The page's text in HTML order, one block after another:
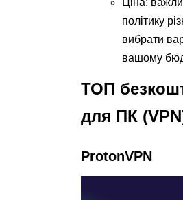
Ціна:
політику
вибрати
вашому
ТОП
для ПК
ProtonVPN